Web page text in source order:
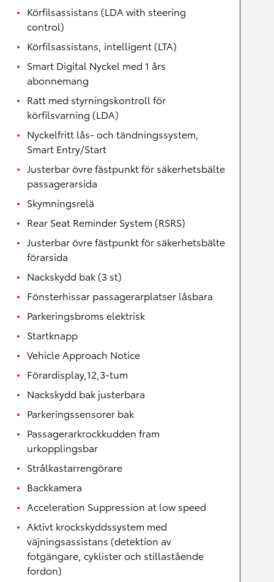
Körfilsassistans (LDA with steering
control)
Körfilsassistans, intelligent (LTA)
Smart Digital Nyckel med 1 års
abonnemang
Ratt med styrningskontroll för
körfilsvarning (LDA)
Nyckelfritt lås- och tändningssystem,
Smart Entry/Start
Justerbar övre fästpunkt för säkerhetsbälte
passagerarsida
Skymningsrelä
Rear Seat Reminder System (RSRS)
Justerbar övre fästpunkt för säkerhetsbälte
förarsida
Nackskydd bak (3 st)
Fönsterhissar passagerarplatser låsbara
Parkeringsbroms elektrisk
Startknapp
Vehicle Approach Notice
Förardisplay,12,3-tum
Nackskydd bak justerbara
Parkeringssensorer bak
Passagerarkrockkudden fram
urkopplingsbar
Strålkastarrengörare
Backkamera
Acceleration Suppression at low speed
Aktivt krockskyddssystem med
väjningsassistans (detektion av
fotgängare, cyklister och stillastående
fordon)